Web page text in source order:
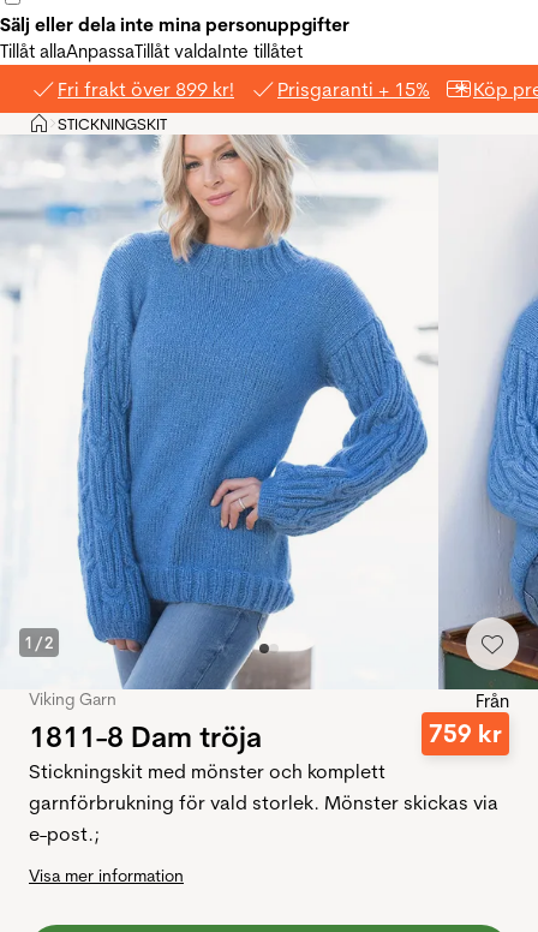
Sälj eller dela inte mina personuppgifter
Tillåt allaAnpassaTillåt valdaInte tillåtet
Fri frakt över 899 kr! Prisgaranti + 15% Köp
Hem
>STICKNINGSKIT
1 /2
Viking Garn
1811-8 Dam tröja
Från
759 kr
Stickningskit med mönster och komplett
garnförbrukning för vald storlek. Mönster skickas via
e-post.;
Visa mer information